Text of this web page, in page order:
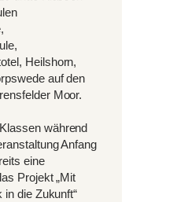
Heilshorn,
auf den
Moor.
während
Anfang
eine
Projekt „Mit
die Zukunft“